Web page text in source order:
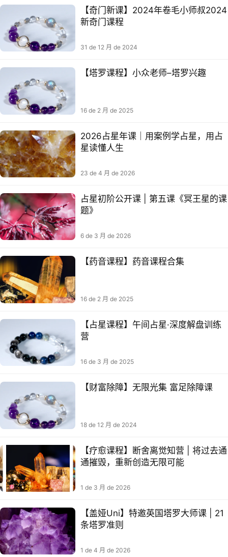
【奇门新课】2024年卷毛小师叔2024
新奇门课程
31 de 12 月 de 2024
【塔罗课程】小众老师–塔罗兴趣
16 de 2 月 de 2025
2026占星年课｜用案例学占星，用占
星读懂人生
23 de 4 月 de 2026
占星初阶公开课 | 第五课《冥王星的课
题》
6 de 3 月 de 2026
【药音‬课程】药音‬课程合集
16 de 2 月 de 2025
【占星课程】午间占星·深度解盘训练
营
16 de 3 月 de 2025
【财富除障】无限光集 富足除障课​
18 de 12 月 de 2024
【疗愈课程】断舍离觉知营 | 将过去通
通摧毁，重新创造无限可能
1 de 3 月 de 2026
【盖娅Uni】特邀英国塔罗大师课 | 21
条塔罗准则
1 de 4 月 de 2026